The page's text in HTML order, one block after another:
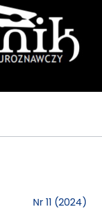
Nr 11 (2024)